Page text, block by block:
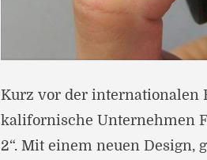
Kurz vor der internationalen
kalifornische Unternehmen
2“. Mit einem neuen Design,